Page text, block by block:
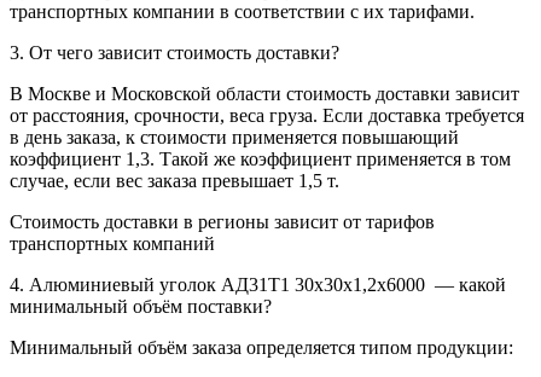
транспортных компании в соответствии с их тарифами.
3. От чего зависит стоимость доставки?
В Москве и Московской области стоимость доставки зависит
от расстояния, срочности, веса груза. Если доставка требуется
в день заказа, к стоимости применяется повышающий
коэффициент 1,3. Такой же коэффициент применяется в том
случае, если вес заказа превышает 1,5 т.
Стоимость доставки в регионы зависит от тарифов
транспортных компаний
4. Алюминиевый уголок АД31Т1 30х30х1,2х6000 — какой
минимальный объём поставки?
Минимальный объём заказа определяется типом продукции: